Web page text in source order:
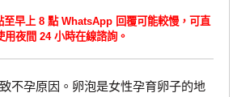
至早上 8 點 WhatsApp 回覆可能較慢，可直
用夜間 24 小時在線諮詢。
孕原因。卵泡是女性孕育卵子的地